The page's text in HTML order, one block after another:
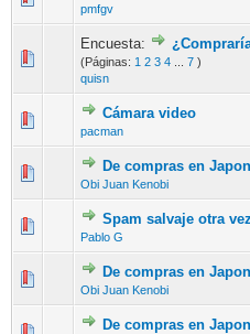
pmfgv
Encuesta:
(Páginas: 1 2 3 4 7 )
quisn
Cámara video
pacman
De compras en
Obi Juan Kenobi
Spam salvaje otra vez
Pablo G
De compras en
Obi Juan Kenobi
De compras en